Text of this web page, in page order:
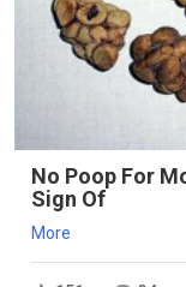
No Poop For
Sign Of
More